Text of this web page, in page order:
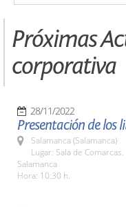
Próximas
corporativa
28/11/2022
Presentación de los
Salamanca (Salamanca)
Lugar: Sala de
Salamanca
Hora: 10:30 h.